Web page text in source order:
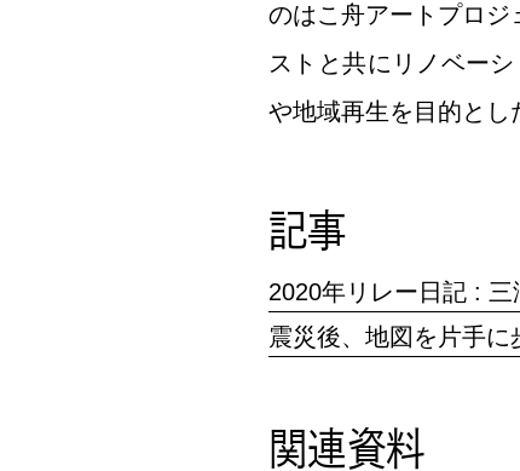
のはこ舟アートプロ
ストと共にリノベー
や地域再生を目的と
記事
2020年リレー日記 : 三
震災後、地図を片手
関連資料